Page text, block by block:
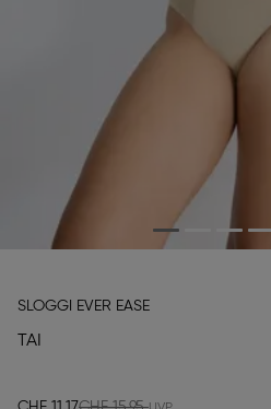
SLOGGI EVER EASE
TAI